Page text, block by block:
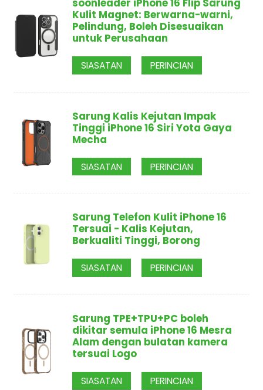
soonleader iPhone 16 Flip Sarung
Kulit Magnet: Berwarna-warni,
Pelindung, Boleh Disesuaikan
untuk Perusahaan
SIASATAN PERINCIAN
Sarung Kalis Kejutan Impak
Tinggi iPhone 16 Siri Yota Gaya
Mecha
SIASATAN PERINCIAN
Sarung Telefon Kulit iPhone 16
Tersuai - Kalis Kejutan,
Berkualiti Tinggi, Borong
SIASATAN PERINCIAN
Sarung TPE+TPU+PC boleh
dikitar semula iPhone 16 Mesra
Alam dengan bulatan kamera
tersuai Logo
SIASATAN PERINCIAN